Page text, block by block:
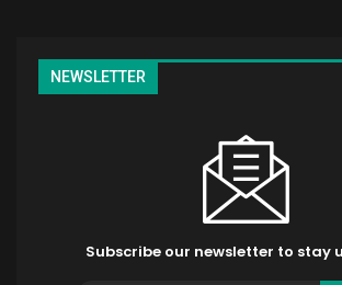
NEWSLETTER
Subscribe our newsletter to stay